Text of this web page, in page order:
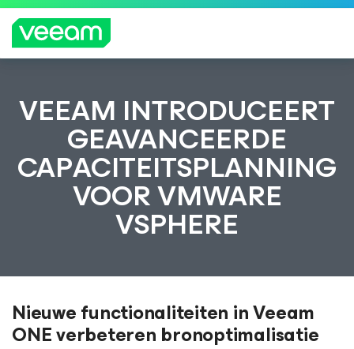
Richtlijnen van Veeam voor klanten die zijn
getroffen door de content-update van
CrowdStrike
MEE
R
VEEAM INTRODUCEERT
GEAVANCEERDE
CAPACITEITSPLANNING
VOOR VMWARE
VSPHERE
Nieuwe functionaliteiten in Veeam
ONE verbeteren bronoptimalisatie